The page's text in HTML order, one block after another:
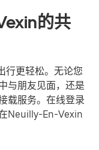
的共
行更轻松。无论您
与朋友见面，还是
载服务。在线登录
Neuilly-En-Vexin